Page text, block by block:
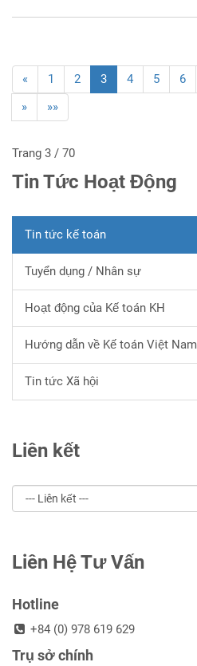
« 1 2 3 4 5 6
»
»»
Trang 3 / 70
Tin Tức Hoạt Động
Tin tức kế toán
Tuyển dụng / Nhân sự
Hoạt động của Kế toán KH
Hướng dẫn về Kế toán Việt Nam
Tin tức Xã hội
Liên kết
Liên Hệ Tư Vấn
Hotline
+84 (0) 978 619 629
Trụ sở chính